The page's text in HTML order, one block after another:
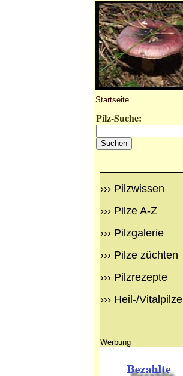
Startseite
Pilz-Suche:
››› Pilzwissen
››› Pilze A-Z
››› Pilzgalerie
››› Pilze züchten
››› Pilzrezepte
››› Heil-/Vitalpilze
Werbung